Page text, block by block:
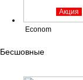
Акция
Econom
Бесшовные